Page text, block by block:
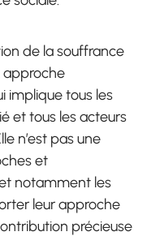
de la souffrance
approche
implique tous les
et tous les acteurs
n’est pas une
et
notamment les
leur approche
précieuse